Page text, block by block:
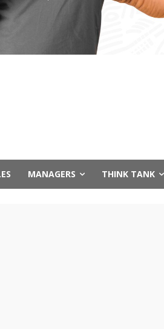
MANAGERS THINK TANK